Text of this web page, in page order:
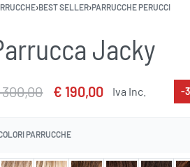
›BEST SELLER›PARRUCCHE PERUCCI
Jacky
300,00 € 190,00 Iva Inc. -
PARRUCCHE